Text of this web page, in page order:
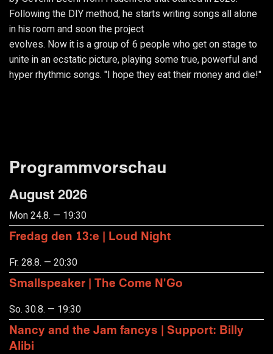
Following the DIY method, he starts writing songs all alone
in his room and soon the project
evolves. Now it is a group of 6 people who get on stage to
unite in an ecstatic picture, playing some true, powerful and
hyper rhythmic songs. "I hope they eat their money and die!"
Programmvorschau
August 2026
Mon 24.8. — 19:30
Fredag den 13:e | Loud Night
Fr. 28.8. — 20:30
Smallspeaker | The Come N'Go
So. 30.8. — 19:30
Nancy and the Jam fancys | Support: Billy
Alibi